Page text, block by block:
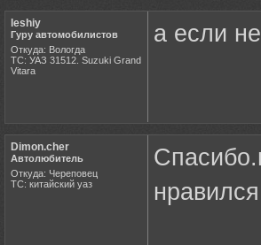
leshiy
Гуру автомобилистов
Откуда: Вологда
ТС: УАЗ 31512. Suzuki Grand
Vitara
а если
Dimon.cher
Автолюбитель
Откуда: Череповец
ТС: китайский уаз